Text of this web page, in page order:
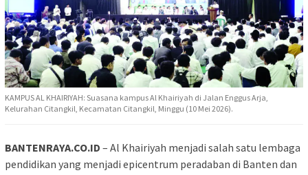
KAMPUS AL KHAIRIYAH: Suasana kampus Al Khairiyah di Jalan Enggus Arja,
Kelurahan Citangkil, Kecamatan Citangkil, Minggu (10 Mei 2026).
BANTENRAYA.CO.ID – Al Khairiyah menjadi salah satu lembaga
pendidikan yang menjadi epicentrum peradaban di Banten dan